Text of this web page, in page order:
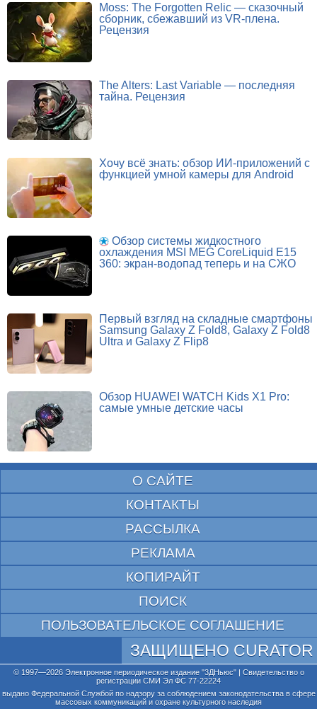
Moss: The Forgotten Relic — сказочный
сборник, сбежавший из VR-плена.
Рецензия
The Alters: Last Variable — последняя
тайна. Рецензия
Хочу всё знать: обзор ИИ-приложений с
функцией умной камеры для Android
Обзор системы жидкостного
охлаждения MSI MEG CoreLiquid E15
360: экран-водопад теперь и на СЖО
Первый взгляд на складные смартфоны
Samsung Galaxy Z Fold8, Galaxy Z Fold8
Ultra и Galaxy Z Flip8
Обзор HUAWEI WATCH Kids X1 Pro:
самые умные детские часы
О САЙТЕ
КОНТАКТЫ
РАССЫЛКА
РЕКЛАМА
КОПИРАЙТ
ПОИСК
ПОЛЬЗОВАТЕЛЬСКОЕ СОГЛАШЕНИЕ
ЗАЩИЩЕНО CURATOR
© 1997—2026 Электронное периодическое издание "3ДНьюс" | Свидетельство о
регистрации СМИ Эл ФС 77-22224
выдано Федеральной Службой по надзору за соблюдением законодательства в сфере
массовых коммуникаций и охране культурного наследия